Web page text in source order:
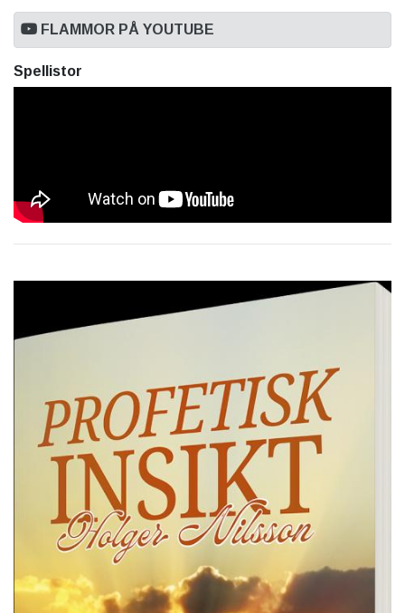
FLAMMOR PÅ YOUTUBE
Spellistor